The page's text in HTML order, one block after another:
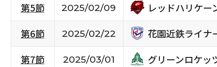
第5節
2025/02/09
レッドハリケー
第6節
2025/02/22
花園近鉄ライナ
第7節
2025/03/01
グリーンロケッ